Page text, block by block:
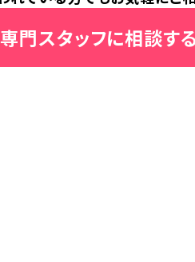
専門スタッフに相談する